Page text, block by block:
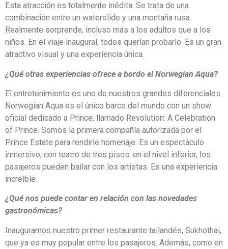
Esta atracción es totalmente inédita. Se trata de una
combinación entre un waterslide y una montaña rusa.
Realmente sorprende, incluso más a los adultos que a los
niños. En el viaje inaugural, todos querían probarlo. Es un gran
atractivo visual y una experiencia única.
¿Qué otras experiencias ofrece a bordo el Norwegian Aqua?
El entretenimiento es uno de nuestros grandes diferenciales.
Norwegian Aqua es el único barco del mundo con un show
oficial dedicado a Prince, llamado Revolution: A Celebration
of Prince. Somos la primera compañía autorizada por el
Prince Estate para rendirle homenaje. Es un espectáculo
inmersivo, con teatro de tres pisos: en el nivel inferior, los
pasajeros pueden bailar con los artistas. Es una experiencia
increíble.
¿Qué nos puede contar en relación con las novedades
gastronómicas?
Inauguramos nuestro primer restaurante tailandés, Sukhothai,
que ya es muy popular entre los pasajeros. Además, como en